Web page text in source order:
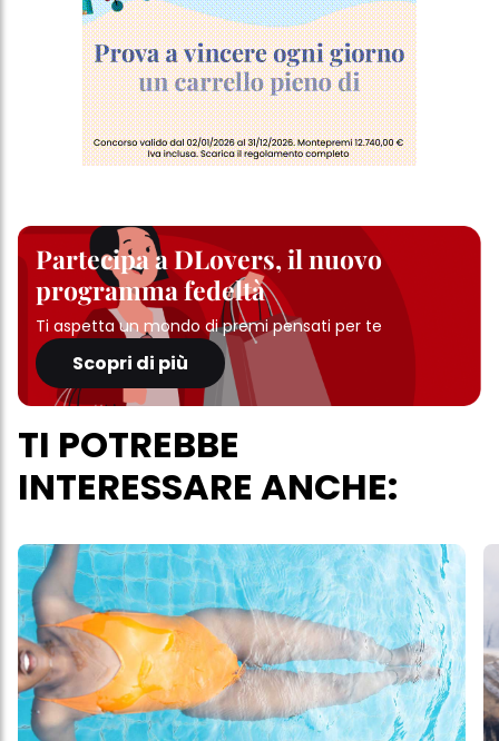
Partecipa a DLovers, il nuovo
programma fedeltà
Ti aspetta un mondo di premi pensati per te
Scopri di più
TI POTREBBE
INTERESSARE ANCHE: